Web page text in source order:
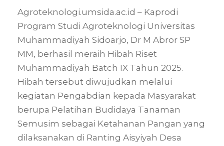
Agroteknologi.umsida.ac.id – Kaprodi
Program Studi Agroteknologi Universitas
Muhammadiyah Sidoarjo, Dr M Abror SP
MM, berhasil meraih Hibah Riset
Muhammadiyah Batch IX Tahun 2025.
Hibah tersebut diwujudkan melalui
kegiatan Pengabdian kepada Masyarakat
berupa Pelatihan Budidaya Tanaman
Semusim sebagai Ketahanan Pangan yang
dilaksanakan di Ranting Aisyiyah Desa